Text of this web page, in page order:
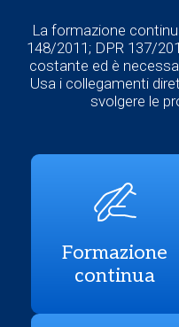
La formazione
148/2011; DPR 137/
costante ed è
Usa i collegamenti
svolgere le
Formazione
continua